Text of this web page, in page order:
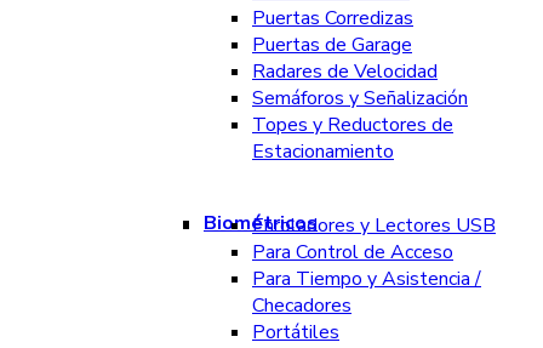
Puertas Corredizas
Puertas de Garage
Radares de Velocidad
Semáforos y Señalización
Topes y Reductores de
Estacionamiento
Biométricos
Enroladores y Lectores USB
Para Control de Acceso
Para Tiempo y Asistencia /
Checadores
Portátiles